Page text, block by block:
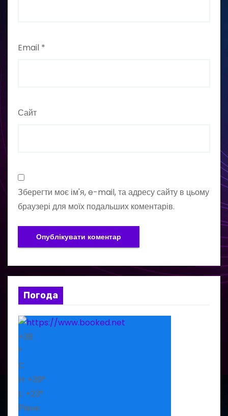
Email *
Сайт
Зберегти моє ім'я, e-mail, та адресу сайту в цьому
браузері для моїх подальших коментарів.
Погода
+38
°
C
H: +39°
L: +23°
Рівне